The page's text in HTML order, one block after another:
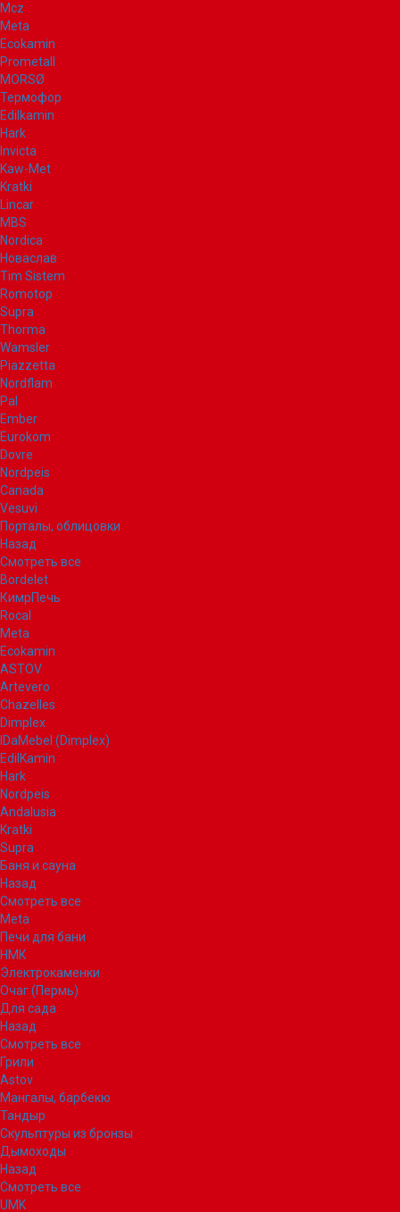
Mcz
Meta
Ecokamin
Prometall
MORSØ
Термофор
Edilkamin
Hark
Invicta
Kaw-Met
Kratki
Lincar
MBS
Nordica
Новаслав
Tim Sistem
Romotop
Supra
Thorma
Wamsler
Piazzetta
Nordflam
Pal
Ember
Eurokom
Dovre
Nordpeis
Canada
Vesuvi
Порталы, облицовки
Назад
Смотреть все
Bordelet
КимрПечь
Rocal
Meta
Ecokamin
ASTOV
Artevero
Chazelles
Dimplex
IDaMebel (Dimplex)
EdilKamin
Hark
Nordpeis
Andalusia
Kratki
Supra
Баня и сауна
Назад
Смотреть все
Meta
Печи для бани
НМК
Электрокаменки
Очаг (Пермь)
Для сада
Назад
Смотреть все
Грили
Astov
Мангалы, барбекю
Тандыр
Скульптуры из бронзы
Дымоходы
Назад
Смотреть все
UMK